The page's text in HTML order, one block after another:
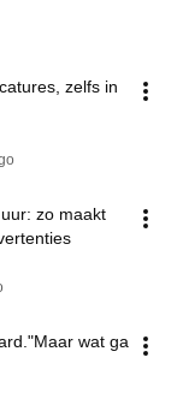
zelfs in
zo maakt
wat ga